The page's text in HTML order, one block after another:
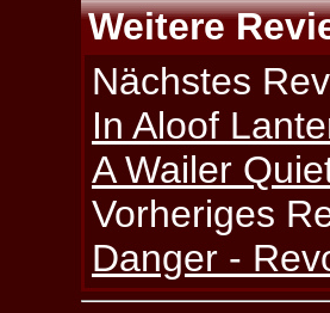
Weitere
Nächstes
In Aloof
A Wailer
Vorheriges
Danger -